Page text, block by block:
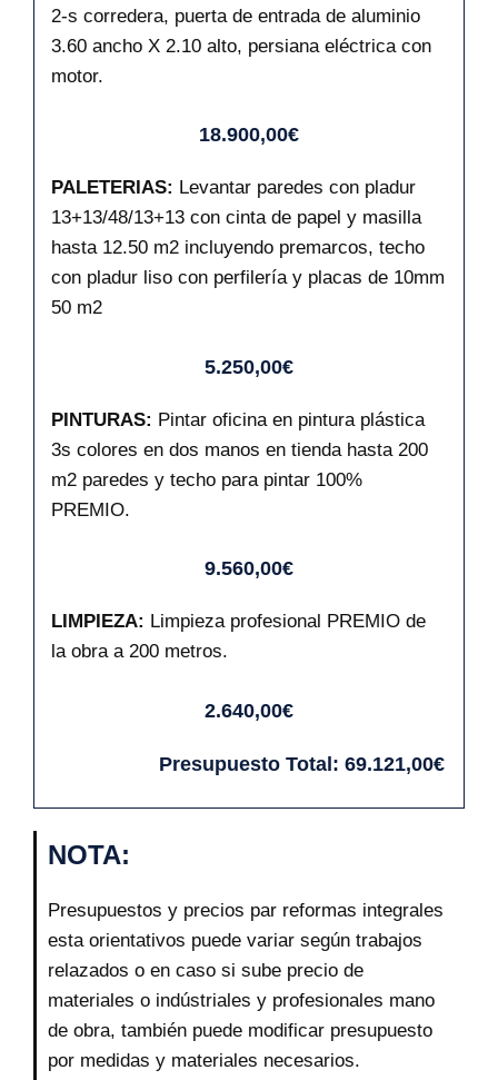
2-s corredera, puerta de entrada de aluminio
3.60 ancho X 2.10 alto, persiana eléctrica con
motor.
18.900,00€
PALETERIAS: Levantar paredes con pladur
13+13/48/13+13 con cinta de papel y masilla
hasta 12.50 m2 incluyendo premarcos, techo
con pladur liso con perfilería y placas de 10mm
50 m2
5.250,00€
PINTURAS: Pintar oficina en pintura plástica
3s colores en dos manos en tienda hasta 200
m2 paredes y techo para pintar 100%
PREMIO.
9.560,00€
LIMPIEZA: Limpieza profesional PREMIO de
la obra a 200 metros.
2.640,00€
Presupuesto Total: 69.121,00€
NOTA:
Presupuestos y precios par reformas integrales
esta orientativos puede variar según trabajos
relazados o en caso si sube precio de
materiales o indústriales y profesionales mano
de obra, también puede modificar presupuesto
por medidas y materiales necesarios.